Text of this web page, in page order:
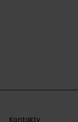
Kontakty